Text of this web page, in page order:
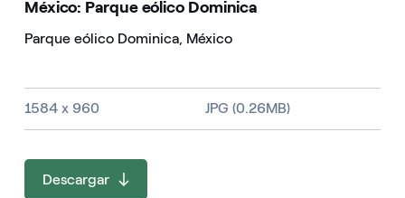
México: Parque eólico Dominica
Parque eólico Dominica, México
Tamaño de la imagen y tipo de fichero
1584 x 960 JPG (0.26MB)
Descargar